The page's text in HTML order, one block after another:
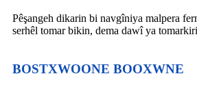
Pêşangeh dikarin bi navgîniya malpera
serhêl tomar bikin, dema dawî ya
BOSTXWOONE BOOXWNE